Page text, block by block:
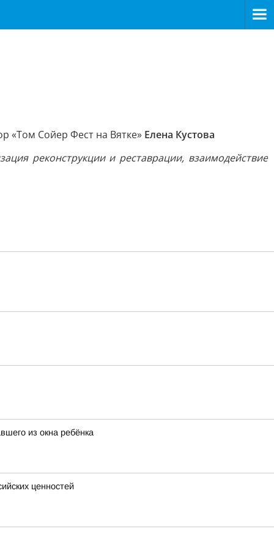
«Том Сойер Фест на Вятке» Елена Кустова
реконструкции и реставрации, взаимодействие
из окна ребёнка
ценностей